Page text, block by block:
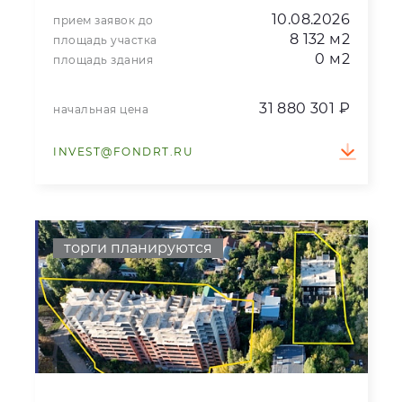
08:14:000000:10200
прием заявок до 10.08.2026
площадь участка 8 132 м2
площадь здания 0 м2
начальная цена 31 880 301 ₽
INVEST@FONDRT.RU
торги планируются